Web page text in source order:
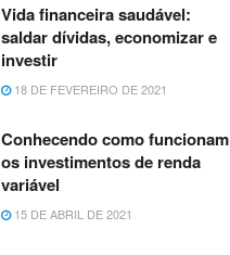
Vida financeira saudável:
saldar dívidas, economizar e
investir
18 DE FEVEREIRO DE 2021
Conhecendo como funcionam
os investimentos de renda
variável
15 DE ABRIL DE 2021